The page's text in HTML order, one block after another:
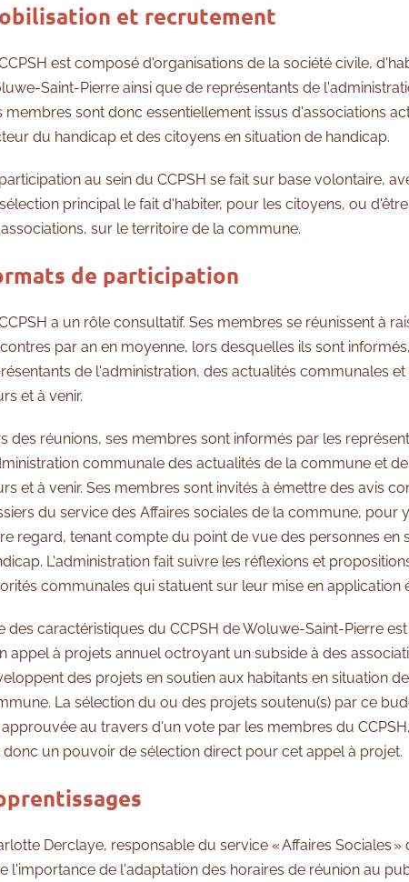
et recrutement
est composé d'organisations de la société civile,
Saint-Pierre ainsi que de représentants de
membres sont donc essentiellement issus d'associations
du handicap et des citoyens en situation de handicap.
au sein du CCPSH se fait sur base volontaire,
principal le fait d'habiter, pour les citoyens, ou
sur le territoire de la commune.
de participation
a un rôle consultatif. Ses membres se réunissent à
par an en moyenne, lors desquelles ils sont
de l'administration, des actualités communales
et à venir.
des réunions, ses membres sont informés par les
communale des actualités de la commune et
et à venir. Ses membres sont invités à émettre des avis
du service des Affaires sociales de la commune, pour
regard, tenant compte du point de vue des personnes en
L'administration fait suivre les réflexions et
communales qui statuent sur leur mise en application
des caractéristiques du CCPSH de Woluwe-Saint-Pierre
appel à projets annuel octroyant un subside à des
des projets en soutien aux habitants en situation
La sélection du ou des projets soutenu(s) par ce
au travers d'un vote par les membres du
donc un pouvoir de sélection direct pour cet appel à projet.
Derclaye, responsable du service « Affaires Sociales
l'importance de l'adaptation des horaires de réunion au